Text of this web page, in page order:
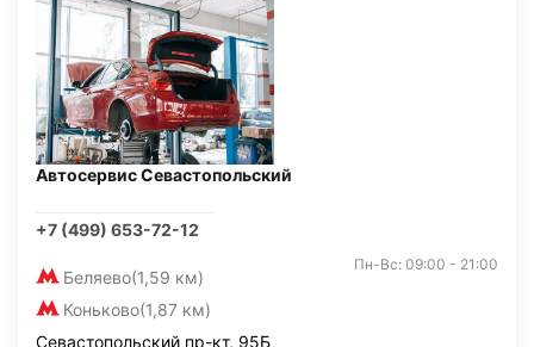
Автосервис Севастопольский
+7 (499) 653-72-12
Беляево(1,59 км)
Коньково(1,87 км)
Пн-Вс: 09:00 - 21:00
Севастопольский пр-кт, 95Б